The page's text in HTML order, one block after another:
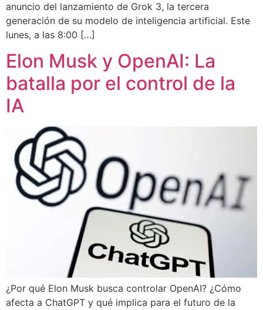
anuncio del lanzamiento de Grok 3, la tercera
generación de su modelo de inteligencia artificial. Este
lunes, a las 8:00 […]
Elon Musk y OpenAI: La
batalla por el control de la
IA
¿Por qué Elon Musk busca controlar OpenAI? ¿Cómo
afecta a ChatGPT y qué implica para el futuro de la